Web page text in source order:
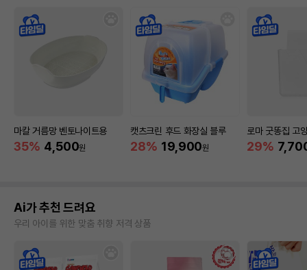
마칼 거름망 벤토나이트용
35% 4,500원
캣츠크린 후드 화장실 블루
28% 19,900원
로마 굿똥집 고
29%
Ai가 추천 드려요
우리 아이를 위한 맞춤 취향 저격 상품